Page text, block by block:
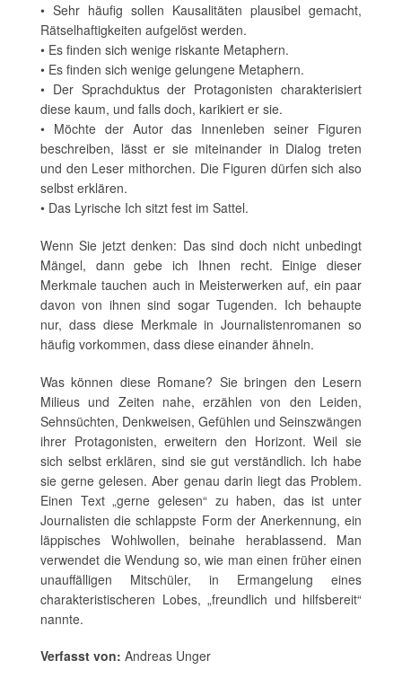
• Sehr häufig sollen Kausalitäten plausibel gemacht,
Rätselhaftigkeiten aufgelöst werden.
• Es finden sich wenige riskante Metaphern.
• Es finden sich wenige gelungene Metaphern.
• Der Sprachduktus der Protagonisten charakterisiert
diese kaum, und falls doch, karikiert er sie.
• Möchte der Autor das Innenleben seiner Figuren
beschreiben, lässt er sie miteinander in Dialog treten
und den Leser mithorchen. Die Figuren dürfen sich also
selbst erklären.
• Das Lyrische Ich sitzt fest im Sattel.
Wenn Sie jetzt denken: Das sind doch nicht unbedingt
Mängel, dann gebe ich Ihnen recht. Einige dieser
Merkmale tauchen auch in Meisterwerken auf, ein paar
davon von ihnen sind sogar Tugenden. Ich behaupte
nur, dass diese Merkmale in Journalistenromanen so
häufig vorkommen, dass diese einander ähneln.
Was können diese Romane? Sie bringen den Lesern
Milieus und Zeiten nahe, erzählen von den Leiden,
Sehnsüchten, Denkweisen, Gefühlen und Seinszwängen
ihrer Protagonisten, erweitern den Horizont. Weil sie
sich selbst erklären, sind sie gut verständlich. Ich habe
sie gerne gelesen. Aber genau darin liegt das Problem.
Einen Text „gerne gelesen“ zu haben, das ist unter
Journalisten die schlappste Form der Anerkennung, ein
läppisches Wohlwollen, beinahe herablassend. Man
verwendet die Wendung so, wie man einen früher einen
unauffälligen Mitschüler, in Ermangelung eines
charakteristischeren Lobes, „freundlich und hilfsbereit“
nannte.
Verfasst von: Andreas Unger